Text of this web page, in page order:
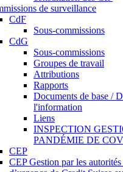
de surveillance
CdF
Sous-commissions
CdG
Sous-commissions
Groupes de travail
Attributions
Rapports
Documents de base /
l'information
Liens
INSPECTION
PANDÉMIE DE
CEP
CEP Gestion par les